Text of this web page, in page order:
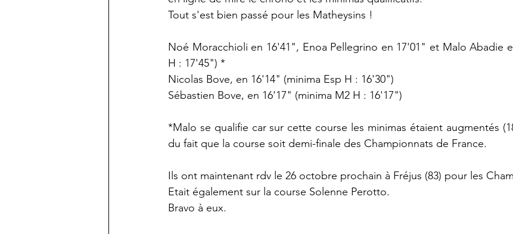
Tout s'est bien passé pour les Matheysins !
Noé Moracchioli en 16'41", Enoa Pellegrino en 17'01" et Malo Abadie
H : 17'45") *
Nicolas Bove, en 16'14" (minima Esp H : 16'30")
Sébastien Bove, en 16'17" (minima M2 H : 16'17")
*Malo se qualifie car sur cette course les minimas étaient augmentés
du fait que la course soit demi-finale des Championnats de France.
Ils ont maintenant rdv le 26 octobre prochain à Fréjus (83) pour les
Etait également sur la course Solenne Perotto.
Bravo à eux.